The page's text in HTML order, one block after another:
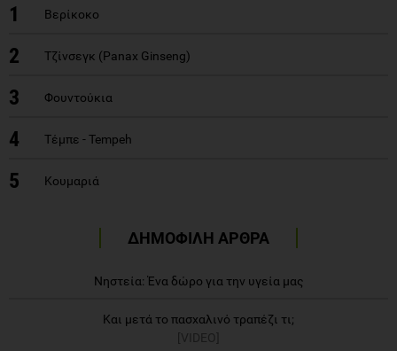
1 Βερίκοκο
2 Τζίνσεγκ (Panax Ginseng)
3 Φουντούκια
4 Τέμπε - Tempeh
5 Κουμαριά
ΔΗΜΟΦΙΛΗ ΑΡΘΡΑ
Νηστεία: Ένα δώρο για την υγεία μας
Και μετά το πασχαλινό τραπέζι τι;
[VIDEO]